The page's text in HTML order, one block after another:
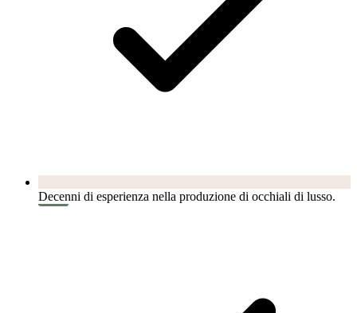
Decenni di esperienza nella produzione di occhiali di lusso.